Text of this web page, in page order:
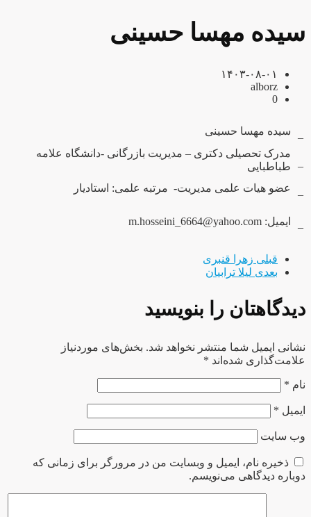
سیده مهسا حسینی
۱۴۰۳-۰۸-۰۱
alborz
0
–
سیده مهسا حسینی
–
مدرک تحصیلی دکتری – مدیریت بازرگانی -دانشگاه علامه
طباطبایی
–
عضو هیات علمی مدیریت- مرتبه علمی: استادیار
– ایمیل: m.hosseini_6664@yahoo.com
قبلی زهرا قنبری
بعدی لیلا ترابیان
دیدگاهتان را بنویسید
نشانی ایمیل شما منتشر نخواهد شد. بخش‌های موردنیاز
علامت‌گذاری شده‌اند *
نام *
ایمیل *
وب‌ سایت
ذخیره نام، ایمیل و وبسایت من در مرورگر برای زمانی که
دوباره دیدگاهی می‌نویسم.